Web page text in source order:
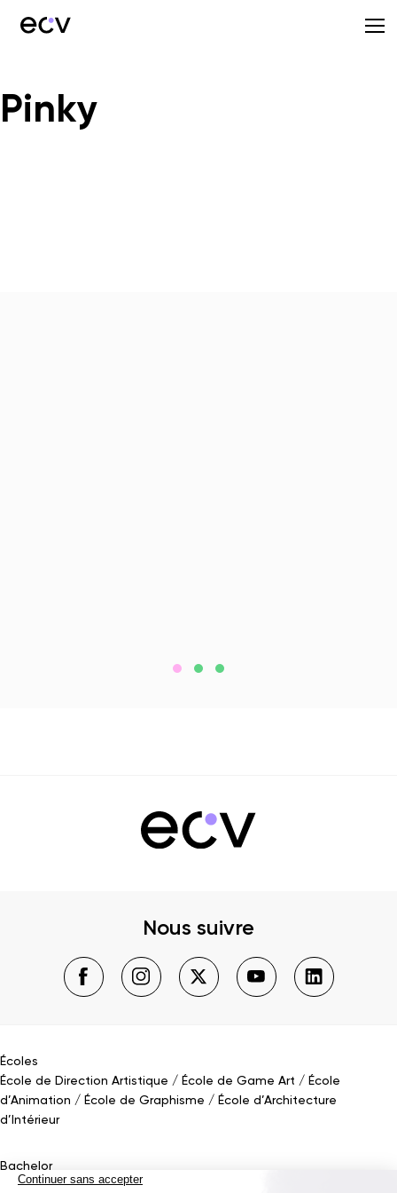
Pinky
Nous suivre
Écoles
École de Direction Artistique
École de Game Art
École
d’Animation
École de Graphisme
École d’Architecture
d’Intérieur
Bachelor
Bachelor Design Graphique